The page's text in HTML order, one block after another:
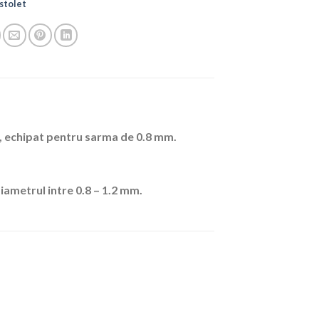
pentru sarma de 0.8 mm.
intre 0.8 – 1.2 mm.